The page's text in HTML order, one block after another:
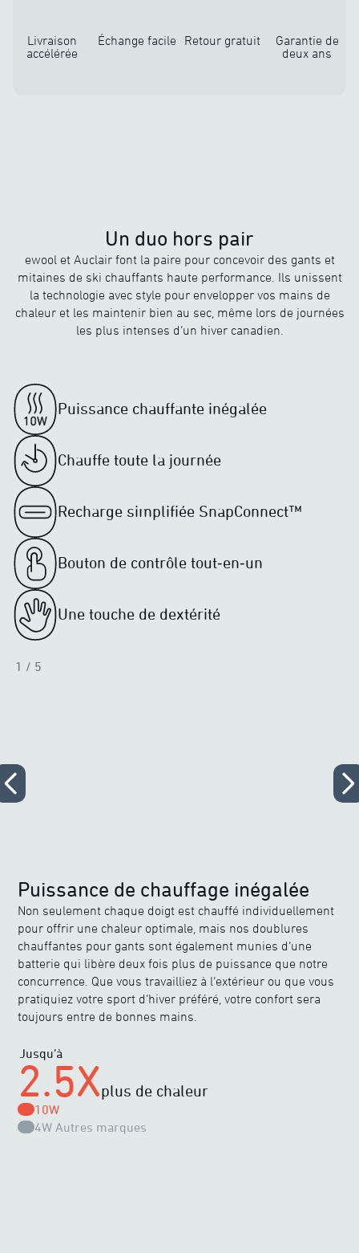
Livraison
accélérée
Échange facile Retour gratuit
Garantie de
deux ans
Un duo hors pair
ewool et Auclair font la paire pour concevoir des gants et
mitaines de ski chauffants haute performance. Ils unissent
la technologie avec style pour envelopper vos mains de
chaleur et les maintenir bien au sec, même lors de journées
les plus intenses d’un hiver canadien.
Puissance chauffante inégalée
Chauffe toute la journée
Recharge simplifiée SnapConnect™
Bouton de contrôle tout‑en‑un
Une touche de dextérité
1 / 5
Puissance de chauffage inégalée
Non seulement chaque doigt est chauffé individuellement
pour offrir une chaleur optimale, mais nos doublures
chauffantes pour gants sont également munies d’une
batterie qui libère deux fois plus de puissance que notre
concurrence. Que vous travailliez à l’extérieur ou que vous
pratiquiez votre sport d’hiver préféré, votre confort sera
toujours entre de bonnes mains.
Jusqu’à
2.5Xplus de chaleur
10W
4W Autres marques